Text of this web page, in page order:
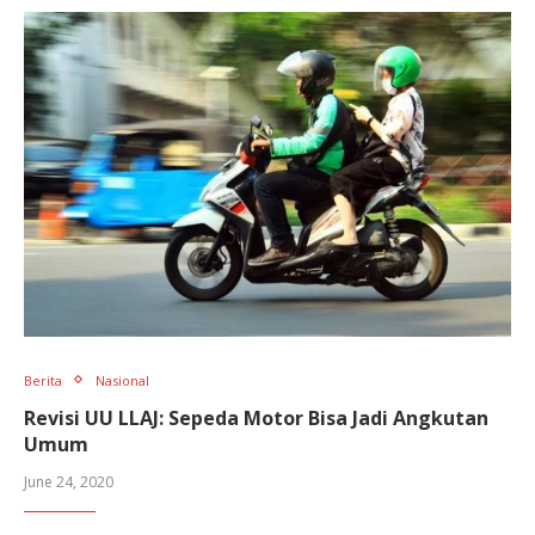
Berita Nasional
Revisi UU LLAJ: Sepeda Motor Bisa Jadi Angkutan
Umum
June 24, 2020